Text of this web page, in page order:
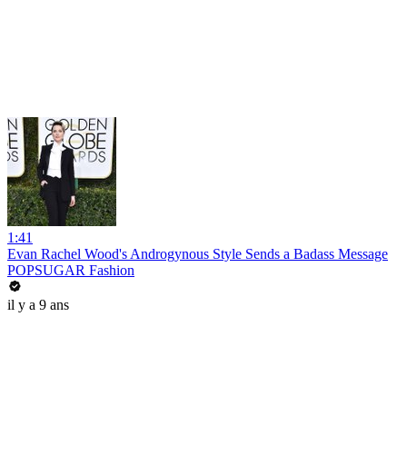
1:41
Evan Rachel Wood's Androgynous Style Sends a Badass Message
POPSUGAR Fashion
il y a 9 ans